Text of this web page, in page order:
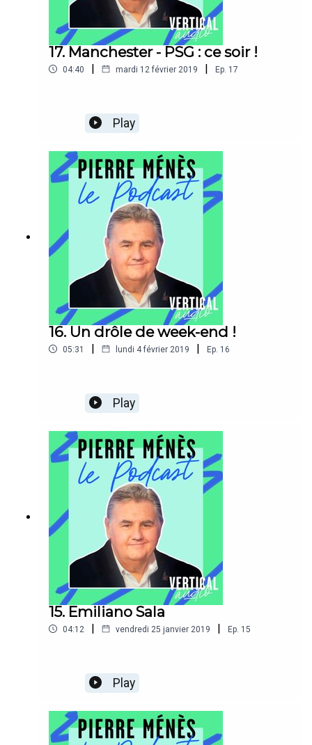
17. Manchester - PSG : ce soir !
04:40 | mardi 12 février 2019 | Ep. 17
Play
16. Un drôle de week-end !
05:31 | lundi 4 février 2019 | Ep. 16
Play
15. Emiliano Sala
04:12 | vendredi 25 janvier 2019 | Ep. 15
Play